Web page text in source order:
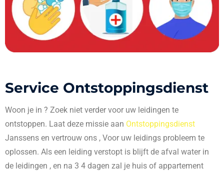
Service Ontstoppingsdienst
Woon je in ? Zoek niet verder voor uw leidingen te
ontstoppen. Laat deze missie aan Ontstoppingsdienst
Janssens en vertrouw ons , Voor uw leidings probleem te
oplossen. Als een leiding verstopt is blijft de afval water in
de leidingen , en na 3 4 dagen zal je huis of appartement